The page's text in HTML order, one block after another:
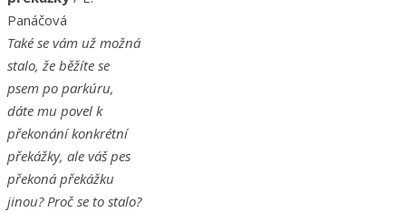
Panáčová
Také se vám už možná
stalo, že běžíte se
psem po parkúru,
dáte mu povel k
překonání konkrétní
překážky, ale váš pes
překoná překážku
jinou? Proč se to stalo?